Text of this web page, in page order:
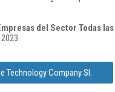
del Sector Todas
Technology Company Sl.